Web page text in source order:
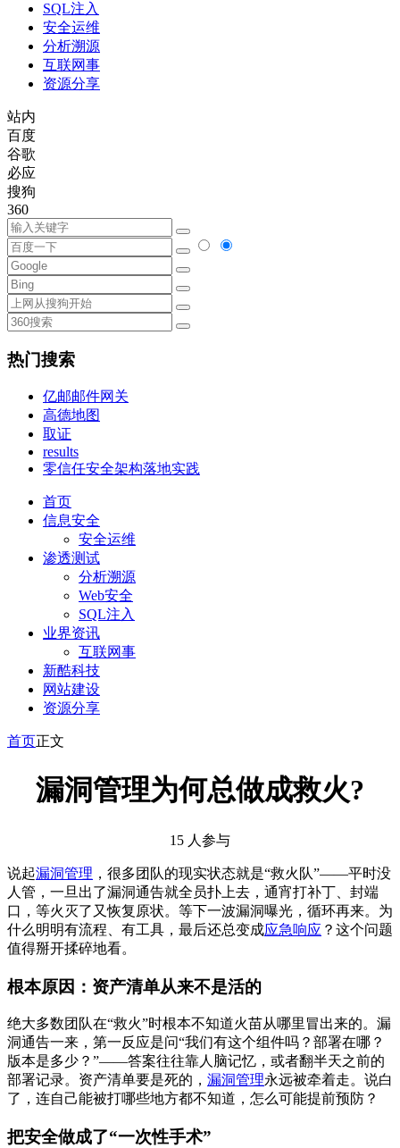
SQL注入
安全运维
分析溯源
互联网事
资源分享
站内
百度
谷歌
必应
搜狗
360
热门搜索
亿邮邮件网关
高德地图
取证
results
零信任安全架构落地实践
首页
信息安全
安全运维
渗透测试
分析溯源
Web安全
SQL注入
业界资讯
互联网事
新酷科技
网站建设
资源分享
首页正文
漏洞管理为何总做成救火?
15 人参与
说起漏洞管理 ，很多团队的现实状态就是“救火队”——平时没
人管，一旦出了漏洞通告就全员扑上去，通宵打补丁、封端
口，等火灭了又恢复原状。等下一波漏洞曝光，循环再来。为
什么明明有流程、有工具，最后还总变成应急响应 ？这个问题
值得掰开揉碎地看。
根本原因：资产清单从来不是活的
绝大多数团队在“救火”时根本不知道火苗从哪里冒出来的。漏
洞通告一来，第一反应是问“我们有这个组件吗？部署在哪？
版本是多少？”——答案往往靠人脑记忆，或者翻半天之前的
部署记录。资产清单要是死的， 漏洞管理永远被牵着走。说白
了，连自己能被打哪些地方都不知道，怎么可能提前预防？
把安全做成了“一次性手术”